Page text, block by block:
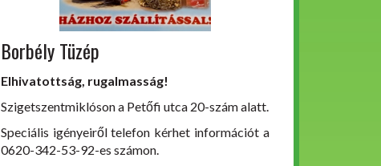
Borbély Tüzép
Elhivatottság, rugalmasság!
Szigetszentmiklóson a Petőfi utca 20-szám alatt.
Speciális igényeiről telefon kérhet információt a
0620-342-53-92-es számon.